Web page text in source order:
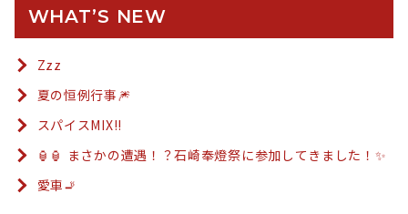
WHAT’S NEW
Zzz
夏の恒例行事🎆
スパイスMIX!!
🏮🏮 まさかの遭遇！？石崎奉燈祭に参加してきました！✨
愛車🚬